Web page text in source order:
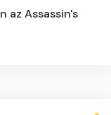
az Assassin's